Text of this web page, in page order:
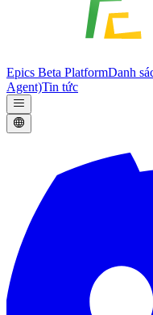
Epics Beta PlatformDanh
Agent)Tin tức